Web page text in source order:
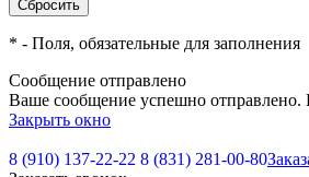
* - Поля, обязательные для заполнения
Сообщение отправлено
Ваше сообщение успешно
Закрыть окно
8 (910) 137-22-22 8 (831) 281-00-80